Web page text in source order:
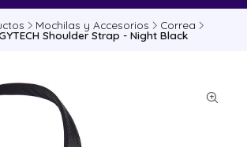
Mochilas y Accesorios Correa
Shoulder Strap - Night Black